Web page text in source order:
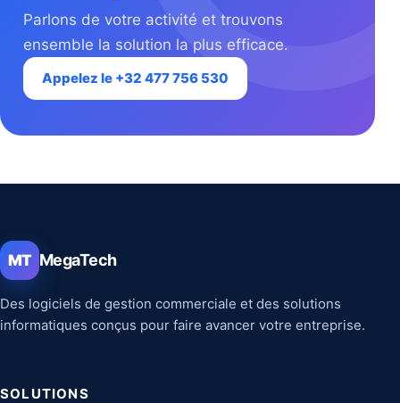
Parlons de votre activité et trouvons
ensemble la solution la plus efficace.
Appelez le +32 477 756 530
MT MegaTech
Des logiciels de gestion commerciale et des solutions
informatiques conçus pour faire avancer votre entreprise.
SOLUTIONS